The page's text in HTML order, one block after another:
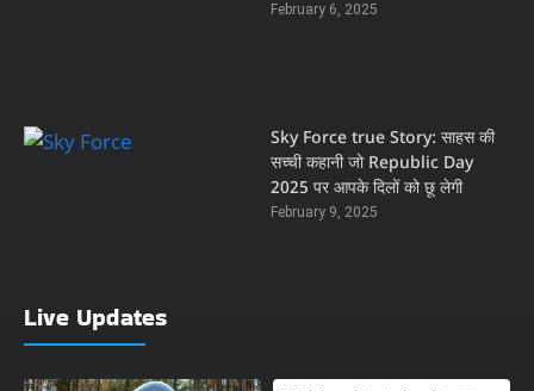
February 6, 2025
Sky Force true Story: साहस की
सच्ची कहानी जो Republic Day
2025 पर आपके दिलों को छू लेगी
February 9, 2025
Live Updates